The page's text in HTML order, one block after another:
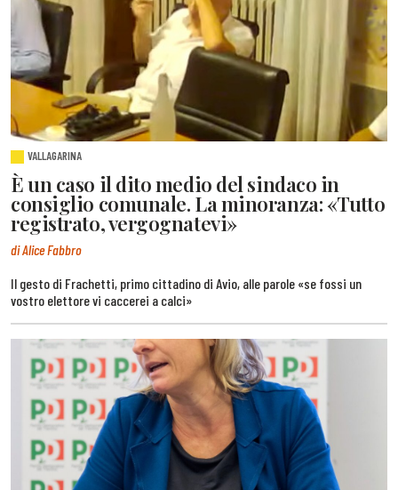
VALLAGARINA
È un caso il dito medio del sindaco in
consiglio comunale. La minoranza: «Tutto
registrato, vergognatevi»
di Alice Fabbro
Il gesto di Frachetti, primo cittadino di Avio, alle parole «se fossi un
vostro elettore vi caccerei a calci»